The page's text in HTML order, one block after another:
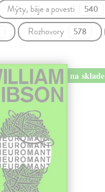
Mýty, báje a povesti 540
Rozhovory 578
na sklade